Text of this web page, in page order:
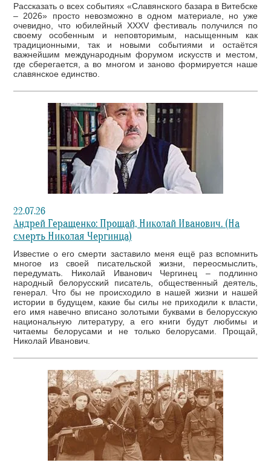
Рассказать о всех событиях «Славянского базара в Витебске
– 2026» просто невозможно в одном материале, но уже
очевидно, что юбилейный XXXV фестиваль получился по
своему особенным и неповторимым, насыщенным как
традиционными, так и новыми событиями и остаётся
важнейшим международным форумом искусств и местом,
где сберегается, а во многом и заново формируется наше
славянское единство.
22.07.26
Андрей Геращенко: Прощай, Николай Иванович. (На
смерть Николая Чергинца)
Известие о его смерти заставило меня ещё раз вспомнить
многое из своей писательской жизни, переосмыслить,
передумать. Николай Иванович Чергинец – подлинно
народный белорусский писатель, общественный деятель,
генерал. Что бы не происходило в нашей жизни и нашей
истории в будущем, какие бы силы не приходили к власти,
его имя навечно вписано золотыми буквами в белорусскую
национальную литературу, а его книги будут любимы и
читаемы белорусами и не только белорусами. Прощай,
Николай Иванович.